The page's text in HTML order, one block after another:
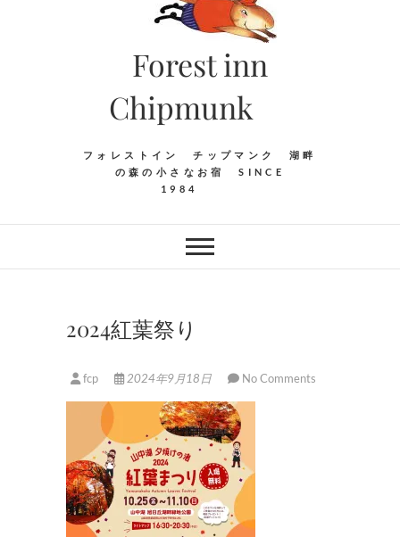
Forest inn
Chipmunk
フォレストイン チップマンク 湖畔
の森の小さなお宿 SINCE
1984
2024紅葉祭り
fcp 2024年9月18日 No Comments